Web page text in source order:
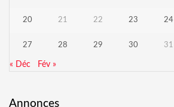
20 21 22 23 24
27 28 29 30 31
« Déc Fév »
Annonces